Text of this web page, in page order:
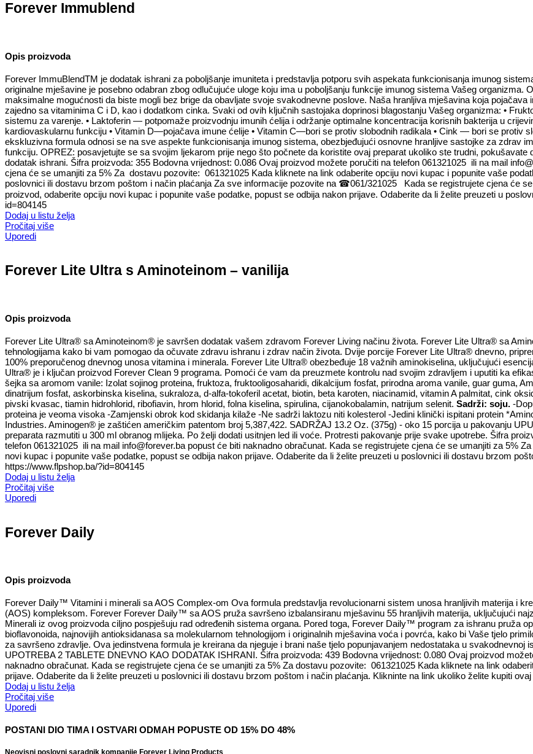
Forever Immublend
Opis proizvoda
Forever ImmuBlendTM je dodatak ishrani za poboljšanje imuniteta i predstavlja potporu svih aspekata funkcionisanja imunog
originalne mješavine je posebno odabran zbog odlučujuće uloge koju ima u poboljšanju funkcije imunog sistema Vašeg
maksimalne mogućnosti da biste mogli bez brige da obavljate svoje svakodnevne poslove. Naša hranljiva mješavina koja
zajedno sa vitaminima C i D, kao i dodatkom cinka. Svaki od ovih ključnih sastojaka doprinosi blagostanju Vašeg organizma: •
sistemu za varenje. • Laktoferin — potpomaže proizvodnju imunih ćelija i održanje optimalne koncentracija korisnih bakterija u
kardiovaskularnu funkciju • Vitamin D—pojačava imune ćelije • Vitamin C—bori se protiv slobodnih radikala • Cink — bori se protiv
ekskluzivna formula odnosi se na sve aspekte funkcionisanja imunog sistema, obezbjeđujući osnovne hranljive sastojke za zdrav
funkciju. OPREZ: posavjetujte se sa svojim ljekarom prije nego što počnete da koristite ovaj preparat ukoliko ste trudni,
dodatak ishrani. Šifra proizvoda: 355 Bodovna vrijednost: 0.086 Ovaj proizvod možete poručiti na telefon 061321025 ili na mail
cjena će se umanjiti za 5% Za dostavu pozovite: 061321025 Kada kliknete na link odaberite opciju novi kupac i popunite vaše
poslovnici ili dostavu brzom poštom i način plaćanja Za sve informacije pozovite na ☎061/321025 Kada se registrujete cjena će
proizvod, odaberite opciju novi kupac i popunite vaše podatke, popust se odbija nakon prijave. Odaberite da li želite preuzeti u
id=804145
Dodaj u listu želja
Pročitaj više
Uporedi
Forever Lite Ultra s Aminoteinom – vanilija
Opis proizvoda
Forever Lite Ultra® sa Aminoteinom® je savršen dodatak vašem zdravom Forever Living načinu života. Forever Lite Ultra® sa
tehnologijama kako bi vam pomogao da očuvate zdravu ishranu i zdrav način života. Dvije porcije Forever Lite Ultra® dnevno,
100% preporučenog dnevnog unosa vitamina i minerala. Forever Lite Ultra® obezbeđuje 18 važnih aminokiselina, uključujući
Ultra® je i ključan proizvod Forever Clean 9 programa. Pomoći će vam da preuzmete kontrolu nad svojim zdravljem i uputiti ka
šejka sa aromom vanile: Izolat sojinog proteina, fruktoza, fruktooligosaharidi, dikalcijum fosfat, prirodna aroma vanile, guar guma,
dinatrijum fosfat, askorbinska kiselina, sukraloza, d-alfa-tokoferil acetat, biotin, beta karoten, niacinamid, vitamin A palmitat, cink
pivski kvasac, tiamin hidrohlorid, ribofiavin, hrom hlorid, folna kiselina, spirulina, cijanokobalamin, natrijum selenit. Sadrži: soju. -
proteina je veoma visoka -Zamjenski obrok kod skidanja kilaže -Ne sadrži laktozu niti kolesterol -Jedini klinički ispitani protein
Industries. Aminogen® je zaštićen američkim patentom broj 5,387,422. SADRŽAJ 13.2 Oz. (375g) - oko 15 porcija u pakovanju
preparata razmutiti u 300 ml obranog mlijeka. Po želji dodati usitnjen led ili voće. Protresti pakovanje prije svake upotrebe. Šifra
telefon 061321025 ili na mail info@forever.ba popust će biti naknadno obračunat. Kada se registrujete cjena će se umanjiti za 5%
novi kupac i popunite vaše podatke, popust se odbija nakon prijave. Odaberite da li želite preuzeti u poslovnici ili dostavu brzom
https://www.flpshop.ba/?id=804145
Dodaj u listu želja
Pročitaj više
Uporedi
Forever Daily
Opis proizvoda
Forever Daily™ Vitamini i minerali sa AOS Complex-om Ova formula predstavlja revolucionarni sistem unosa hranljivih materija i
(AOS) kompleksom. Forever Forever Daily™ sa AOS pruža savršeno izbalansiranu mješavinu 55 hranljivih materija, uključujući
Minerali iz ovog proizvoda ciljno pospješuju rad određenih sistema organa. Pored toga, Forever Daily™ program za ishranu pruža
bioflavonoida, najnovijih antioksidanasa sa molekularnom tehnologijom i originalnih mješavina voća i povrća, kako bi Vaše tjelo
za savršeno zdravlje. Ova jedinstvena formula je kreirana da njeguje i brani naše tjelo popunjavanjem nedostataka u
UPOTREBA 2 TABLETE DNEVNO KAO DODATAK ISHRANI. Šifra proizvoda: 439 Bodovna vrijednost: 0.080 Ovaj proizvod
naknadno obračunat. Kada se registrujete cjena će se umanjiti za 5% Za dostavu pozovite: 061321025 Kada kliknete na link
prijave. Odaberite da li želite preuzeti u poslovnici ili dostavu brzom poštom i način plaćanja. Klikninte na link ukoliko želite kupiti
Dodaj u listu želja
Pročitaj više
Uporedi
POSTANI DIO TIMA I OSTVARI ODMAH POPUSTE OD 15% DO 48%
Neovisni poslovni saradnik kompanije Forever Living Products